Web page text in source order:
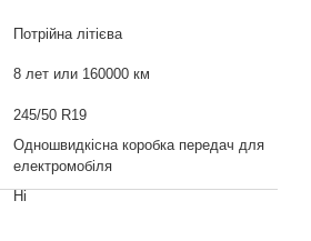
Потрійна літієва
8 лет или 160000 км
245/50 R19
Одношвидкісна коробка передач для
електромобіля
Ні